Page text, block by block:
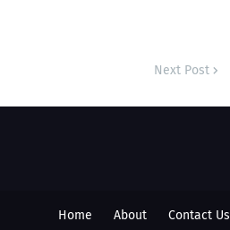
Next Post
Home About Contact Us